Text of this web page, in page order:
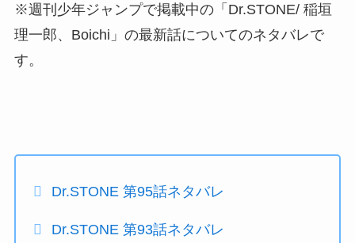
※週刊少年ジャンプで掲載中の「Dr.STONE/ 稲垣
理一郎、Boichi」の最新話についてのネタバレで
す。
Dr.STONE 第95話ネタバレ
Dr.STONE 第93話ネタバレ